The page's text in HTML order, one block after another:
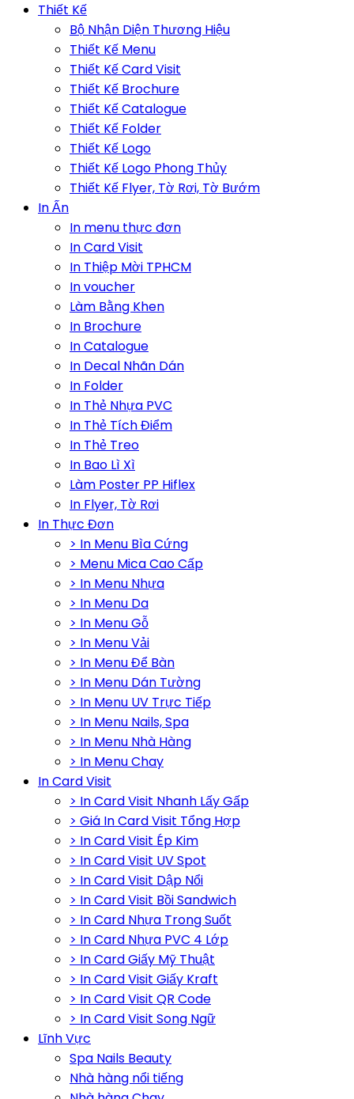
Thiết Kế
Bộ Nhận Diện Thương Hiệu
Thiết Kế Menu
Thiết Kế Card Visit
Thiết Kế Brochure
Thiết Kế Catalogue
Thiết Kế Folder
Thiết Kế Logo
Thiết Kế Logo Phong Thủy
Thiết Kế Flyer, Tờ Rơi, Tờ Bướm
In Ấn
In menu thực đơn
In Card Visit
In Thiệp Mời TPHCM
In voucher
Làm Bằng Khen
In Brochure
In Catalogue
In Decal Nhãn Dán
In Folder
In Thẻ Nhựa PVC
In Thẻ Tích Điểm
In Thẻ Treo
In Bao Lì Xì
Làm Poster PP Hiflex
In Flyer, Tờ Rơi
In Thực Đơn
> In Menu Bìa Cứng
> Menu Mica Cao Cấp
> In Menu Nhựa
> In Menu Da
> In Menu Gỗ
> In Menu Vải
> In Menu Để Bàn
> In Menu Dán Tường
> In Menu UV Trực Tiếp
> In Menu Nails, Spa
> In Menu Nhà Hàng
> In Menu Chay
In Card Visit
> In Card Visit Nhanh Lấy Gấp
> Giá In Card Visit Tổng Hợp
> In Card Visit Ép Kim
> In Card Visit UV Spot
> In Card Visit Dập Nổi
> In Card Visit Bồi Sandwich
> In Card Nhựa Trong Suốt
> In Card Nhựa PVC 4 Lớp
> In Card Giấy Mỹ Thuật
> In Card Visit Giấy Kraft
> In Card Visit QR Code
> In Card Visit Song Ngữ
Lĩnh Vực
Spa Nails Beauty
Nhà hàng nổi tiếng